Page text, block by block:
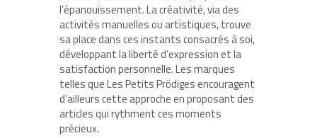
l’épanouissement. La créativité, via des
activités manuelles ou artistiques, trouve
sa place dans ces instants consacrés à soi,
développant la liberté d’expression et la
satisfaction personnelle. Les marques
telles que Les Petits Prödiges encouragent
d’ailleurs cette approche en proposant des
articles qui rythment ces moments
précieux.